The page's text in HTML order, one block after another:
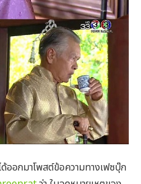
ออกมาโพสต์ข้อความทางเฟซบุ๊ก